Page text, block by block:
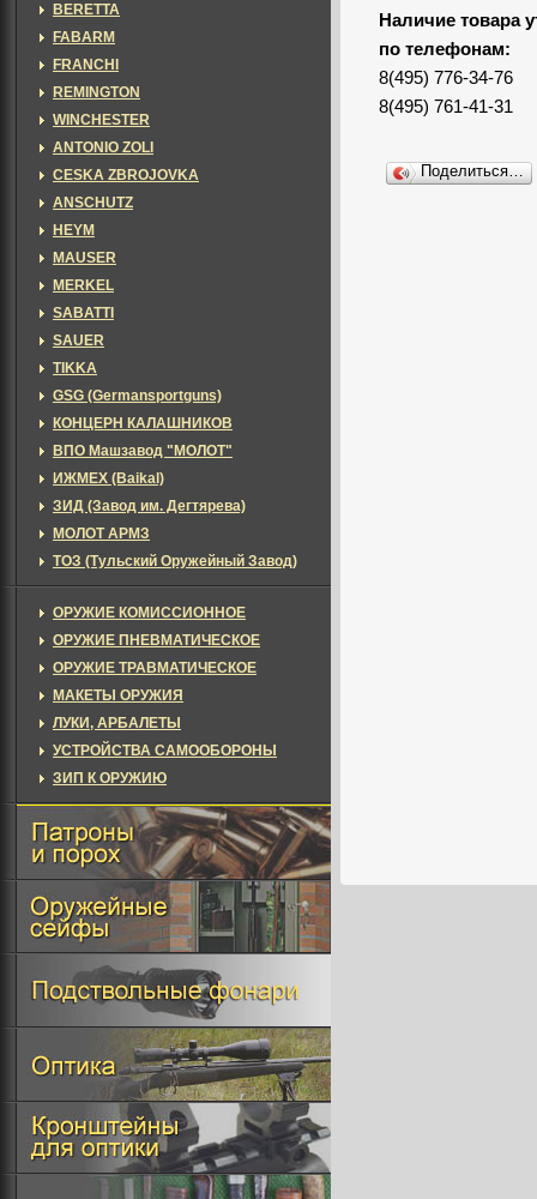
Наличие товара
по телефонам:
8(495) 776-34-76
8(495) 761-41-31
Поделиться…
BERETTA
FABARM
FRANCHI
REMINGTON
WINCHESTER
ANTONIO ZOLI
CESKA ZBROJOVKA
ANSCHUTZ
HEYM
MAUSER
MERKEL
SABATTI
SAUER
TIKKA
GSG (Germansportguns)
КОНЦЕРН КАЛАШНИКОВ
ВПО Машзавод "МОЛОТ"
ИЖМЕХ (Baikal)
ЗИД (Завод им. Дегтярева)
МОЛОТ АРМЗ
ТОЗ (Тульский Оружейный Завод)
ОРУЖИЕ КОМИССИОННОЕ
ОРУЖИЕ ПНЕВМАТИЧЕСКОЕ
ОРУЖИЕ ТРАВМАТИЧЕСКОЕ
МАКЕТЫ ОРУЖИЯ
ЛУКИ, АРБАЛЕТЫ
УСТРОЙСТВА САМООБОРОНЫ
ЗИП К ОРУЖИЮ